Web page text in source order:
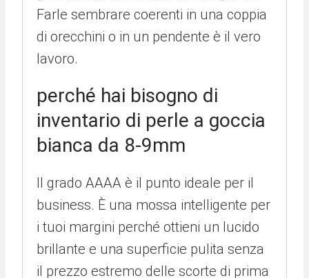
Farle sembrare coerenti in una coppia
di orecchini o in un pendente è il vero
lavoro.
perché hai bisogno di
inventario di perle a goccia
bianca da 8-9mm
Il grado AAAA è il punto ideale per il
business. È una mossa intelligente per
i tuoi margini perché ottieni un lucido
brillante e una superficie pulita senza
il prezzo estremo delle scorte di prima